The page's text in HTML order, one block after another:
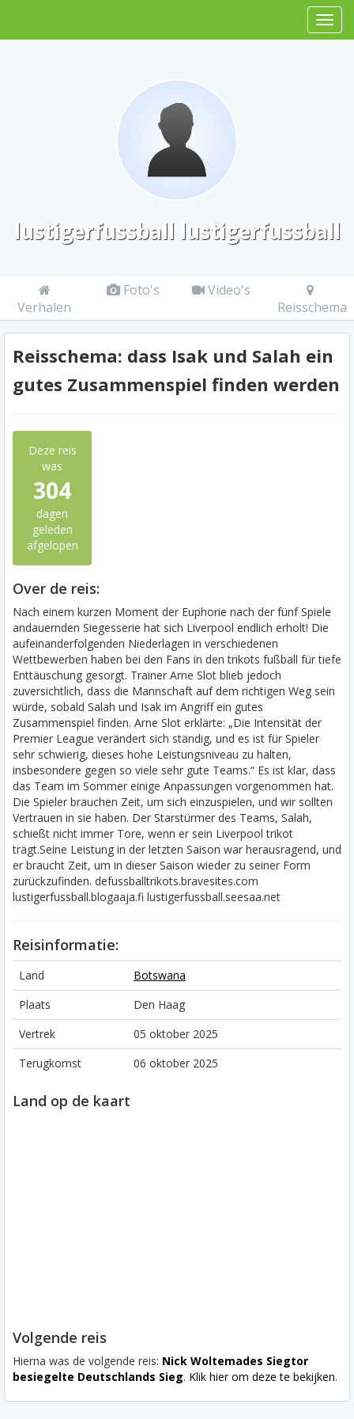
lustigerfussball lustigerfussball
Verhalen
Foto's
Video's
Reisschema
Reisschema: dass Isak und Salah ein
gutes Zusammenspiel finden werden
Deze reis
was
304
dagen
geleden
afgelopen
Over de reis:
Nach einem kurzen Moment der Euphorie nach der fünf Spiele
andauernden Siegesserie hat sich Liverpool endlich erholt! Die
aufeinanderfolgenden Niederlagen in verschiedenen
Wettbewerben haben bei den Fans in den trikots fußball für tiefe
Enttäuschung gesorgt. Trainer Arne Slot blieb jedoch
zuversichtlich, dass die Mannschaft auf dem richtigen Weg sein
würde, sobald Salah und Isak im Angriff ein gutes
Zusammenspiel finden. Arne Slot erklärte: „Die Intensität der
Premier League verändert sich ständig, und es ist für Spieler
sehr schwierig, dieses hohe Leistungsniveau zu halten,
insbesondere gegen so viele sehr gute Teams.“ Es ist klar, dass
das Team im Sommer einige Anpassungen vorgenommen hat.
Die Spieler brauchen Zeit, um sich einzuspielen, und wir sollten
Vertrauen in sie haben. Der Starstürmer des Teams, Salah,
schießt nicht immer Tore, wenn er sein Liverpool trikot
trägt.Seine Leistung in der letzten Saison war herausragend, und
er braucht Zeit, um in dieser Saison wieder zu seiner Form
zurückzufinden. defussballtrikots.bravesites.com
lustigerfussball.blogaaja.fi lustigerfussball.seesaa.net
Reisinformatie:
Land
Botswana
Plaats
Den Haag
Vertrek
05 oktober 2025
Terugkomst
06 oktober 2025
Land op de kaart
Volgende reis
Hierna was de volgende reis: Nick Woltemades Siegtor
besiegelte Deutschlands Sieg. Klik hier om deze te bekijken.